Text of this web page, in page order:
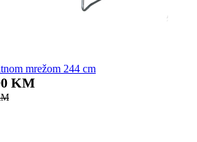
mrežom 244 cm
KM